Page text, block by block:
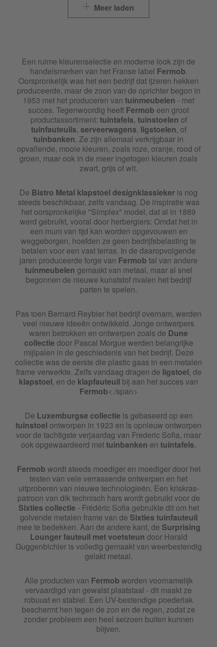
Fermob Rest'o
Fermob Ribambelle
Fermob Sixties
Fermob Studie
Fermob Surprising
Fermob Trèfle
Meer laden
Een ruime kleurenselectie en moderne look zijn de
handelsmerken van het Franse label Fermob.
Oorspronkelijk was het een bedrijf dat ijzeren hekken
produceerde, maar de zoon van de oprichter begon in
1953 met het produceren van tuinmeubelen - met
succes. Tegenwoordig heeft Fermob een groot
productassortiment: tuintafels, tuinstoelen of
tuinfauteuils, serveerwagens, ligstoelen, of
tuinbanken. Ze zijn allemaal verkrijgbaar in
opvallende, mooie kleuren, zoals roze, oranje, rood of
groen, maar ook in de meer ingetogen kleuren zoals
zwart, grijs of wit.
De Bistro Metal klapstoel designklassieker is nog
steeds beschikbaar, zelfs vandaag. De inspiratie was
het oorspronkelijke "Simplex" model, dat al in 1889
werd gebruikt, vooral door herbergiers: Omdat het in
een mum van tijd kan worden opgevouwen en
weggeborgen, hoefden ze geen bedrijfsbelasting te
betalen voor een vast terras. In de daaropvolgende
jaren produceerde forge van Fermob tal van andere
tuinmeubelen gemaakt van metaal, maar al snel
begonnen de nieuwe kunststof rivalen het bedrijf
parten te spelen.
Pas toen Bernard Reybier het bedrijf overnam, werden
veel nieuwe ideeën ontwikkeld. Jonge ontwerpers
waren betrokken en ontwerpen zoals de Dune
collectie door Pascal Morgue werden belangrijke
mijlpalen in de geschiedenis van het bedrijf. Deze
collectie was de eerste die plastic gaas in een metalen
frame verwerkte. Zelfs vandaag dragen de ligstoel, de
klapstoel, en de klapfauteuil bij aan het succes van
Fermob<./span>
De Luxemburgse collectie is gebaseerd op een
tuinstoel ontworpen in 1923 en is opnieuw ontworpen
voor de tachtigste verjaardag van Frederic Sofia, maar
ook opgewaardeerd mettuinbanken en tuintafels.
Fermob wordt steeds moediger en moediger door het
testen van vele verrassende ontwerpen en het
uitproberen van nieuwe technologieën. Een kriskras-
patroon van dik technisch hars wordt gebruikt voor de
Sixties collectie - Frédéric Sofia gebruikte dit om het
golvende metalen frame van de Sixties tuinfauteuil
mee te bedekken. Aan de andere kant, de Surprising
Lounger fauteuil met voetsteun door Harald
Guggenbichler is volledig gemaakt van weerbestendig
gelakt metaal.
Alle producten van Fermob worden voornamelijk
vervaardigd van gewalst plaatstaal - dit maakt ze
robuust en stabiel. Een UV-bestendige poederlak
beschermt hen tegen de zon en de regen, zodat ze
zonder probleem een heel seizoen buiten kunnen
blijven.